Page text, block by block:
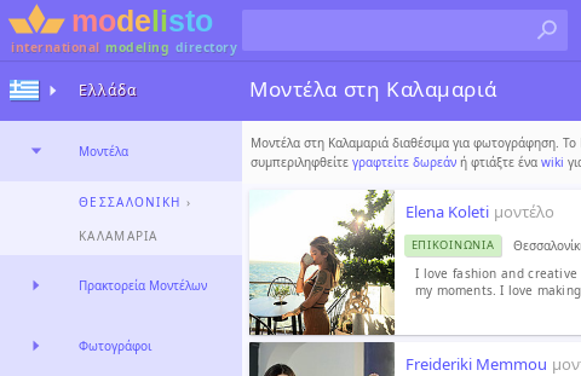
international modeling directory
Μοντέλα στη Καλαμαριά
Μοντέλα στη Καλαμαριά διαθέσιμα για φωτογράφηση.
συμπεριληφθείτε γραφτείτε δωρεάν ή φτιάξτε ένα wiki
Elena Koleti μοντέλο
ΕΠΙΚΟΙΝΩΝΊΑ
I love fashion and
my moments. I love
Freideriki Memmou
Ελλάδα
Μοντέλα
ΘΕΣΣΑΛΟΝΊΚΗ ›
ΚΑΛΑΜΑΡΙΆ
Πρακτορεία Μοντέλων
Φωτογράφοι